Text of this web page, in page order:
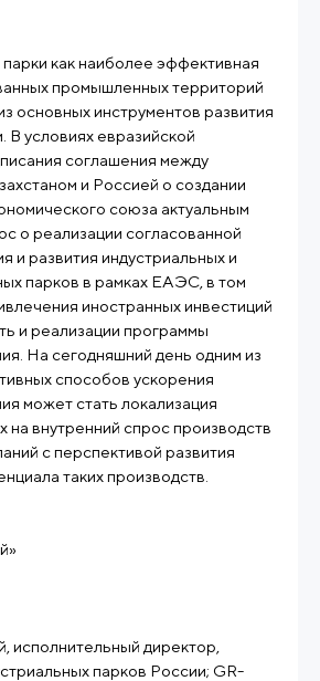
как наиболее эффективная
промышленных территорий
основных инструментов развития
условиях евразийской
соглашения между
и Россией о создании
союза актуальным
о реализации согласованной
и развития индустриальных и
парков в рамках ЕАЭС, в том
иностранных инвестиций
и реализации программы
На сегодняшний день одним из
способов ускорения
может стать локализация
на внутренний спрос производств
с перспективой развития
таких производств.
исполнительный директор,
парков России; GR-